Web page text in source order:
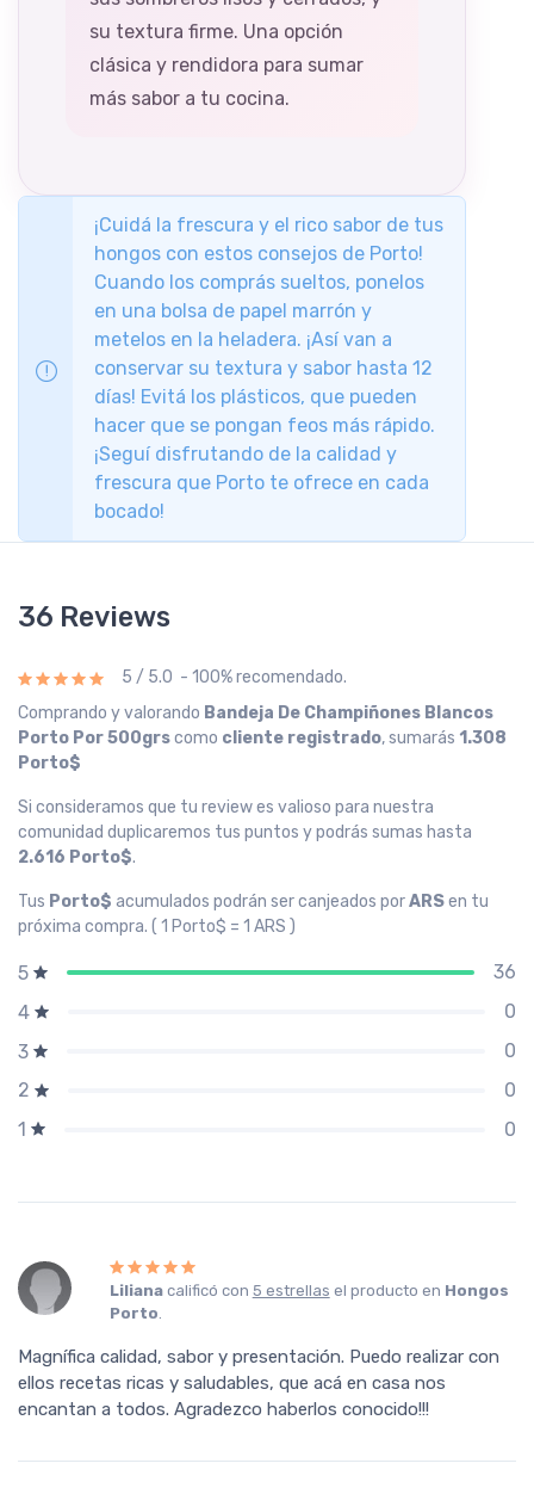
su textura firme. Una opción
clásica y rendidora para sumar
más sabor a tu cocina.
¡Cuidá la frescura y el rico sabor de tus
hongos con estos consejos de Porto!
Cuando los comprás sueltos, ponelos
en una bolsa de papel marrón y
metelos en la heladera. ¡Así van a
conservar su textura y sabor hasta 12
días! Evitá los plásticos, que pueden
hacer que se pongan feos más rápido.
¡Seguí disfrutando de la calidad y
frescura que Porto te ofrece en cada
bocado!
36 Reviews
5 / 5.0 - 100% recomendado.
Comprando y valorando Bandeja De Champiñones Blancos
Porto Por 500grscomo cliente registrado, sumarás 1.308
Porto$
Si consideramos que tu review es valioso para nuestra
comunidad duplicaremos tus puntos y podrás sumas hasta
2.616 Porto$.
Tus Porto$ acumulados podrán ser canjeados porARSen tu
próxima compra. ( 1 Porto$ = 1 ARS )
5
36
4
0
3
0
2
0
1
0
Lilianacalificó con 5 estrellas el producto en Hongos
Porto.
Magnífica calidad, sabor y presentación. Puedo realizar con
ellos recetas ricas y saludables, que acá en casa nos
encantan a todos. Agradezco haberlos conocido!!!